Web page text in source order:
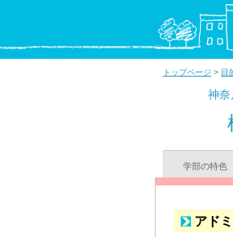
トップページ > 目
神奈
学部の特色
アド